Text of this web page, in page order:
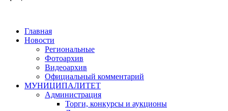
Главная
Новости
Региональные
Фотоархив
Видеоархив
Официальный комментарий
МУНИЦИПАЛИТЕТ
Администрация
Торги, конкурсы и аукционы